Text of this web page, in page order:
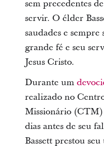
sem precedentes
servir. O élder
saudades e
grande fé e seu
Jesus Cristo.
Durante um
realizado no
Missionário
dias antes de seu
Bassett prestou